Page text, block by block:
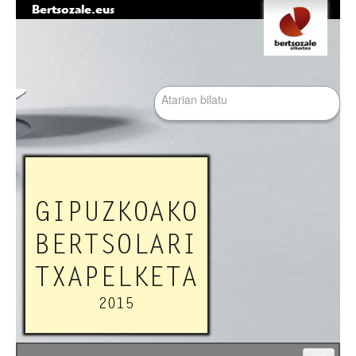
Bertsozale.eus
|
Salto
egin
nabigazioara
pertsonalak
Bilatu atarian
Nabigazioa